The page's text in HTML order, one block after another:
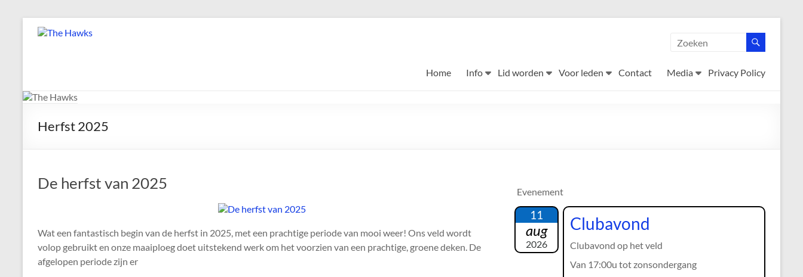
naarThe
gezelligste
van
Home Info Lid worden Voor leden Contact Media Privacy Policy
Herfst 2025
De herfst van 2025
Wat een fantastisch begin van de herfst in 2025, met een prachtige periode van mooi weer! Ons veld wordt
volop gebruikt en onze maaiploeg doet uitstekend werk om het voorzien van een prachtige, groene deken. De
afgelopen periode zijn er
Evenement
11
aug
2026
Clubavond
Clubavond op het veld
Van 17:00u tot zonsondergang